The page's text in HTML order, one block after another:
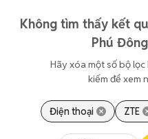
Không tìm thấy kết
Phú
Hãy xóa một số bộ
kiếm để xem
Điện thoại ZTE